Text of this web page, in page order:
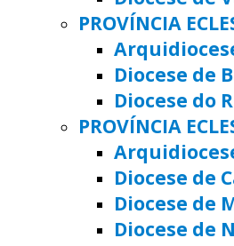
PROVÍNCIA
Diocese de
Diocese do
PROVÍNCIA
Diocese de
Diocese de
Diocese de